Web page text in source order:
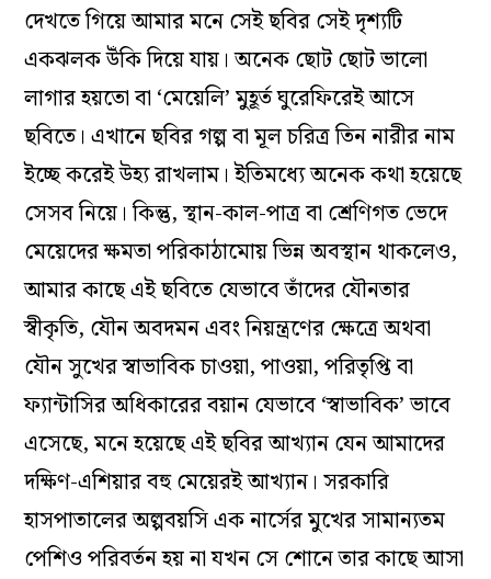
দেখতে গিয়ে আমার মনে সেই ছবির সেই দৃশ্যটি
একঝলক উঁকি দিয়ে যায়। অনেক ছোট ছোট ভালো
লাগার হয়তো বা ‘মেয়েলি’ মুহূর্ত ঘুরেফিরেই আসে
ছবিতে। এখানে ছবির গল্প বা মূল চরিত্র তিন নারীর নাম
ইচ্ছে করেই উহ্য রাখলাম। ইতিমধ্যে অনেক কথা হয়েছে
সেসব নিয়ে। কিন্তু, স্থান-কাল-পাত্র বা শ্রেণিগত ভেদে
মেয়েদের ক্ষমতা পরিকাঠামোয় ভিন্ন অবস্থান থাকলেও,
আমার কাছে এই ছবিতে যেভাবে তাঁদের যৌনতার
স্বীকৃতি, যৌন অবদমন এবং নিয়ন্ত্রণের ক্ষেত্রে অথবা
যৌন সুখের স্বাভাবিক চাওয়া, পাওয়া, পরিতৃপ্তি বা
ফ্যান্টাসির অধিকারের বয়ান যেভাবে ‘স্বাভাবিক’ ভাবে
এসেছে, মনে হয়েছে এই ছবির আখ্যান যেন আমাদের
দক্ষিণ-এশিয়ার বহু মেয়েরই আখ্যান। সরকারি
হাসপাতালের অল্পবয়সি এক নার্সের মুখের সামান্যতম
পেশিও পরিবর্তন হয় না যখন সে শোনে তার কাছে আসা